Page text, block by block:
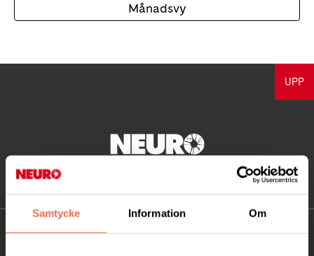
Samtycke Information Om
Månadsvy
UPP
KONTAKT